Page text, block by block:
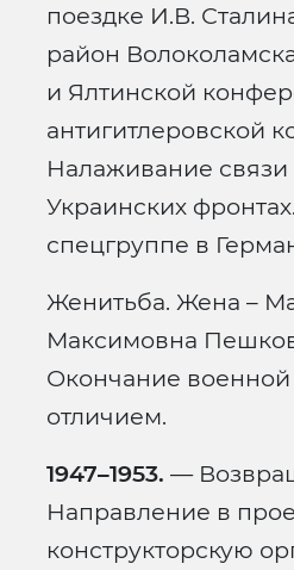
поездке И.В.
район
и Ялтинской
антигитлеровской
Налаживание связи
Украинских
спецгруппе в
Женитьба. Жена –
Максимовна
Окончание
отличием.
1947–1953. —
Направление в
конструкторскую